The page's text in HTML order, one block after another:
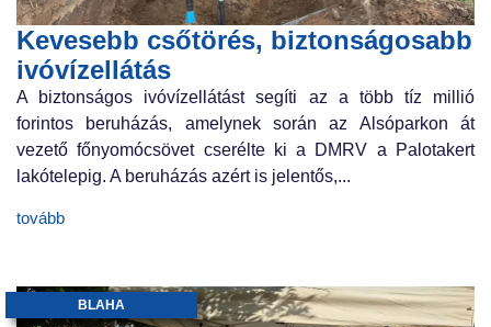
Kevesebb csőtörés, biztonságosabb
ivóvízellátás
A biztonságos ivóvízellátást segíti az a több tíz millió
forintos beruházás, amelynek során az Alsóparkon át
vezető főnyomócsövet cserélte ki a DMRV a Palotakert
lakótelepig. A beruházás azért is jelentős,...
tovább
BLAHA